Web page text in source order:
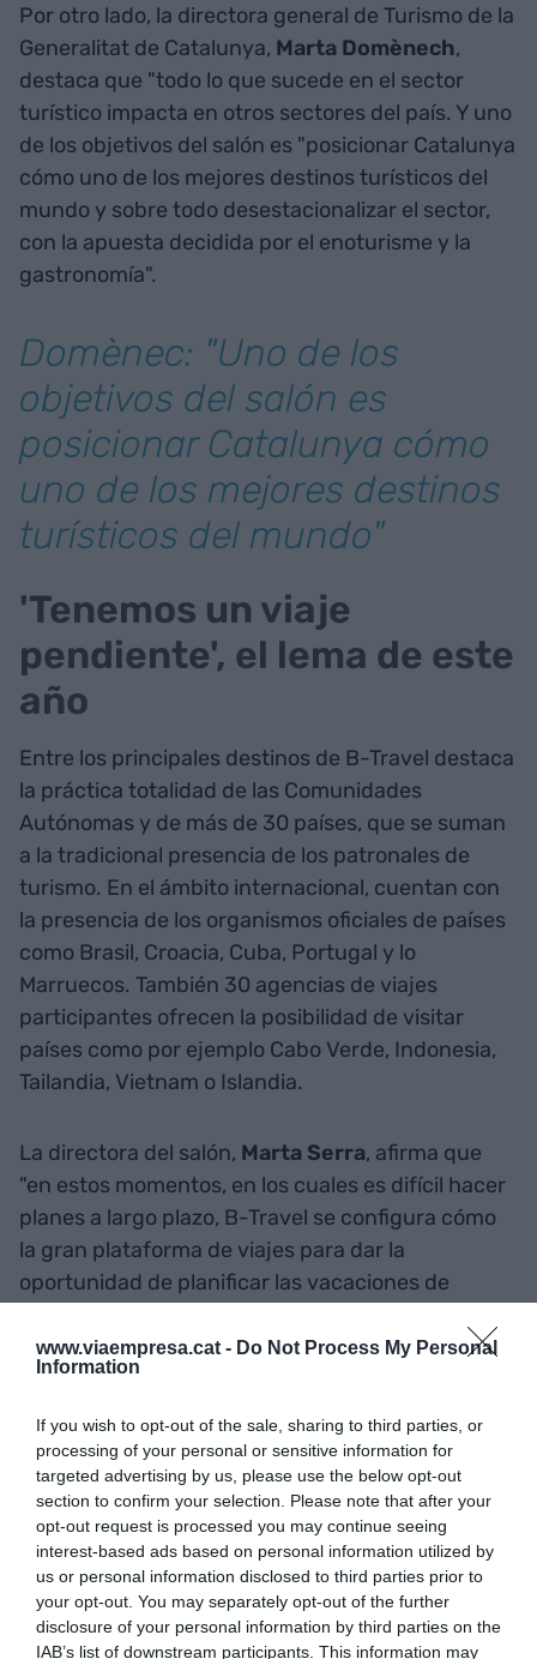
www.viaempresa.cat - Do Not Process My Personal
Information
If you wish to opt-out of the sale, sharing to third parties, or
processing of your personal or sensitive information for
targeted advertising by us, please use the below opt-out
section to confirm your selection. Please note that after your
opt-out request is processed you may continue seeing
interest-based ads based on personal information utilized by
us or personal information disclosed to third parties prior to
your opt-out. You may separately opt-out of the further
disclosure of your personal information by third parties on the
IAB’s list of downstream participants. This information may
Por otro lado, la directora general de Turismo de la
Generalitat de Catalunya, Marta Domènech,
destaca que "todo lo que sucede en el sector
turístico impacta en otros sectores del país. Y uno
de los objetivos del salón es "posicionar Catalunya
cómo uno de los mejores destinos turísticos del
mundo y sobre todo desestacionalizar el sector,
con la apuesta decidida por el enoturisme y la
gastronomía".
Domènec: "Uno de los
objetivos del salón es
posicionar Catalunya cómo
uno de los mejores destinos
turísticos del mundo"
'Tenemos un viaje
pendiente', el lema de este
año
Entre los principales destinos de B-Travel destaca
la práctica totalidad de las Comunidades
Autónomas y de más de 30 países, que se suman
a la tradicional presencia de los patronales de
turismo. En el ámbito internacional, cuentan con
la presencia de los organismos oficiales de países
como Brasil, Croacia, Cuba, Portugal y lo
Marruecos. También 30 agencias de viajes
participantes ofrecen la posibilidad de visitar
países como por ejemplo Cabo Verde, Indonesia,
Tailandia, Vietnam o Islandia.
La directora del salón, Marta Serra, afirma que
"en estos momentos, en los cuales es difícil hacer
planes a largo plazo, B-Travel se configura cómo
la gran plataforma de viajes para dar la
oportunidad de planificar las vacaciones de
salón es 'Tenemos un viaje pendiente', para "hacer
realidad el deseo de volver a viajar después de
En la edición de este año se
pretende fomentar la
sostenibilidad, el turismo
rural y el 'slow travel'